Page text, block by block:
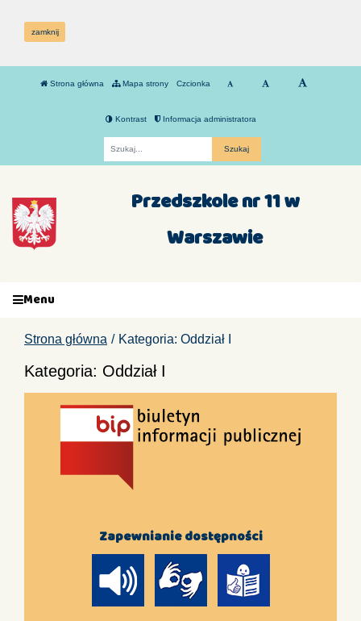
zamknij
Strona główna Mapa strony Czcionka
Kontrast Informacja administratora
Przedszkole nr 11 w
Warszawie
Menu
Zapewnianie dostępności
Strona główna Kategoria: Oddział I
Kategoria: Oddział I